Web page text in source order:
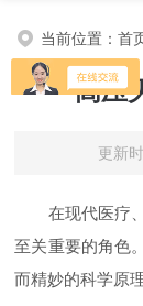
当前位置：首
高压
更新
在现代医疗、
至关重要的角色
而精妙的科学原